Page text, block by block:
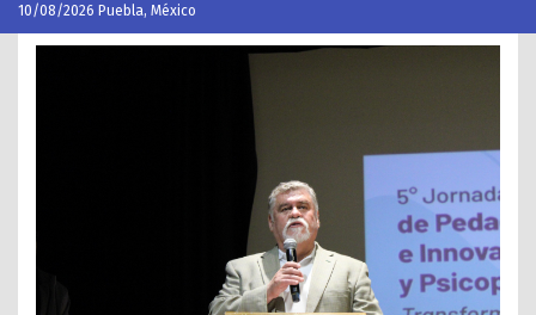
10/08/2026 Puebla, México